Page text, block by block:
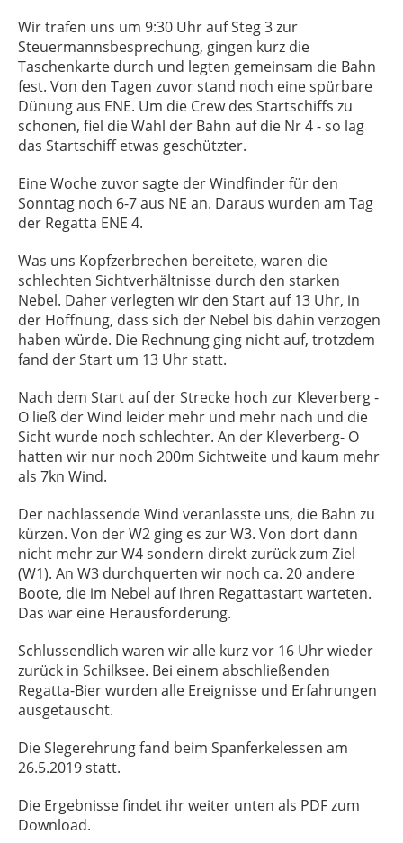
Wir trafen uns um 9:30 Uhr auf Steg 3 zur
Steuermannsbesprechung, gingen kurz die
Taschenkarte durch und legten gemeinsam die Bahn
fest. Von den Tagen zuvor stand noch eine spürbare
Dünung aus ENE. Um die Crew des Startschiffs zu
schonen, fiel die Wahl der Bahn auf die Nr 4 - so lag
das Startschiff etwas geschützter.
Eine Woche zuvor sagte der Windfinder für den
Sonntag noch 6-7 aus NE an. Daraus wurden am Tag
der Regatta ENE 4.
Was uns Kopfzerbrechen bereitete, waren die
schlechten Sichtverhältnisse durch den starken
Nebel. Daher verlegten wir den Start auf 13 Uhr, in
der Hoffnung, dass sich der Nebel bis dahin verzogen
haben würde. Die Rechnung ging nicht auf, trotzdem
fand der Start um 13 Uhr statt.
Nach dem Start auf der Strecke hoch zur Kleverberg -
O ließ der Wind leider mehr und mehr nach und die
Sicht wurde noch schlechter. An der Kleverberg- O
hatten wir nur noch 200m Sichtweite und kaum mehr
als 7kn Wind.
Der nachlassende Wind veranlasste uns, die Bahn zu
kürzen. Von der W2 ging es zur W3. Von dort dann
nicht mehr zur W4 sondern direkt zurück zum Ziel
(W1). An W3 durchquerten wir noch ca. 20 andere
Boote, die im Nebel auf ihren Regattastart warteten.
Das war eine Herausforderung.
Schlussendlich waren wir alle kurz vor 16 Uhr wieder
zurück in Schilksee. Bei einem abschließenden
Regatta-Bier wurden alle Ereignisse und Erfahrungen
ausgetauscht.
Die SIegerehrung fand beim Spanferkelessen am
26.5.2019 statt.
Die Ergebnisse findet ihr weiter unten als PDF zum
Download.